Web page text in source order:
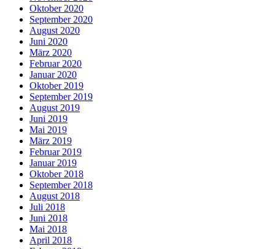
Oktober 2020
September 2020
August 2020
Juni 2020
März 2020
Februar 2020
Januar 2020
Oktober 2019
September 2019
August 2019
Juni 2019
Mai 2019
März 2019
Februar 2019
Januar 2019
Oktober 2018
September 2018
August 2018
Juli 2018
Juni 2018
Mai 2018
April 2018